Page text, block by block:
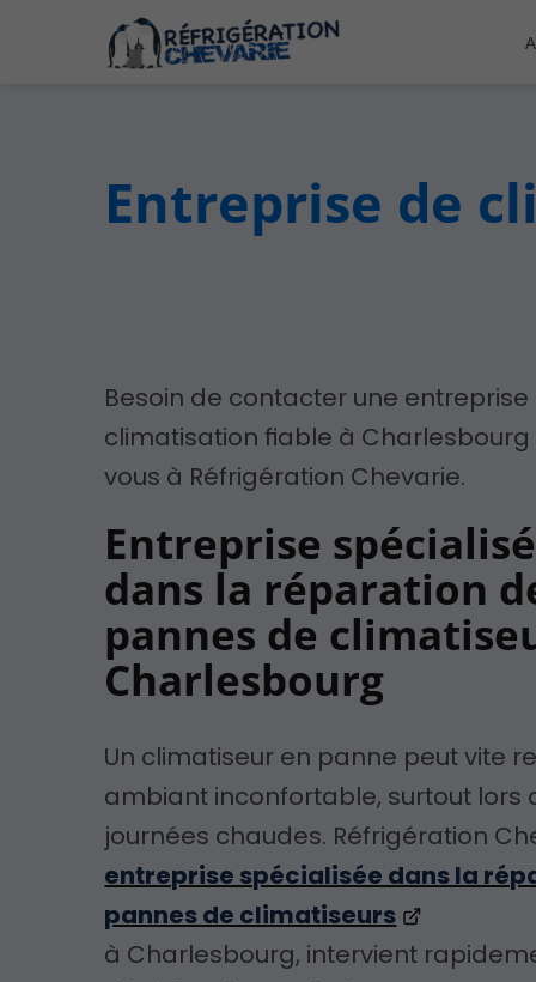
Entreprise de
Besoin de contacter une entreprise
climatisation fiable à Charlesbourg
vous à Réfrigération Chevarie.
Entreprise
dans la réparation
pannes de
Charlesbourg
Un climatiseur en panne peut vite
ambiant inconfortable, surtout lors
journées chaudes. Réfrigération
entreprise spécialisée dans la
pannes de climatiseurs
à Charlesbourg, intervient